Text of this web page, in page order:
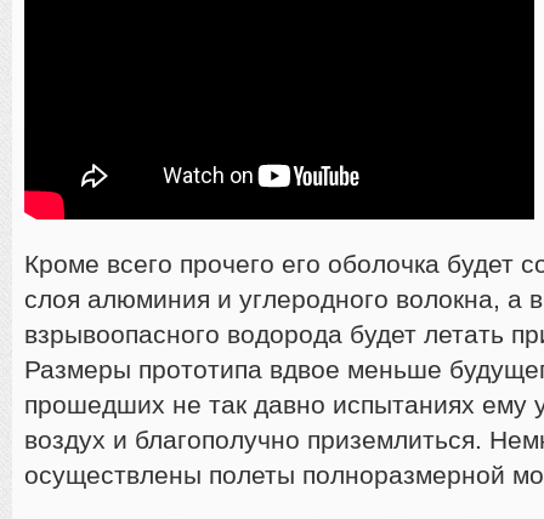
Кроме всего прочего его оболочка будет
слоя алюминия и углеродного волокна, а
взрывоопасного водорода будет летать
Размеры прототипа вдвое меньше
прошедших не так давно испытаниях ему
воздух и благополучно приземлиться.
осуществлены полеты полноразмерной